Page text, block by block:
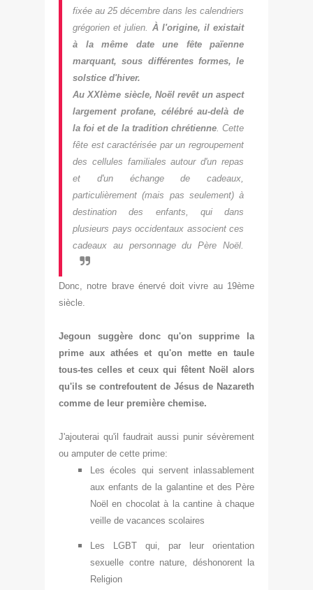
fixée au 25 décembre dans les calendriers
grégorien et julien. À l'origine, il existait
à la même date une fête païenne
marquant, sous différentes formes, le
solstice d'hiver.
AuXXIème siècle, Noël revêt un aspect
largement profane, célébré au-delà de
la foi et de la tradition chrétienne. Cette
fête est caractérisée par un regroupement
des cellules familiales autour d'un repas
et d'un échange de cadeaux,
particulièrement (mais pas seulement) à
destination des enfants, qui dans
plusieurs pays occidentaux associent ces
cadeaux au personnage du Père Noël.
Donc, notre brave énervé doit vivre au 19ème
siècle
Jegoun suggère donc qu'on supprime la
prime aux athées et qu'on mette en taule
tous-tes celles et ceux qui fêtent Noël alors
qu'il s se contrefoutent de Jésus de Nazareth
comme de leur première chemise.
J'ajouterai qu'il faudrait aussi punir sévèrement
ou amputer de cette prime:
Les écoles qui servent inlassablement
aux enfants de la galantine et des Père
Noël en chocolat à la cantine à chaque
veille de vacances scolaires
Les
LGBT qui, par leur orientation
sexuelle contre nature, déshonorent la
Religion